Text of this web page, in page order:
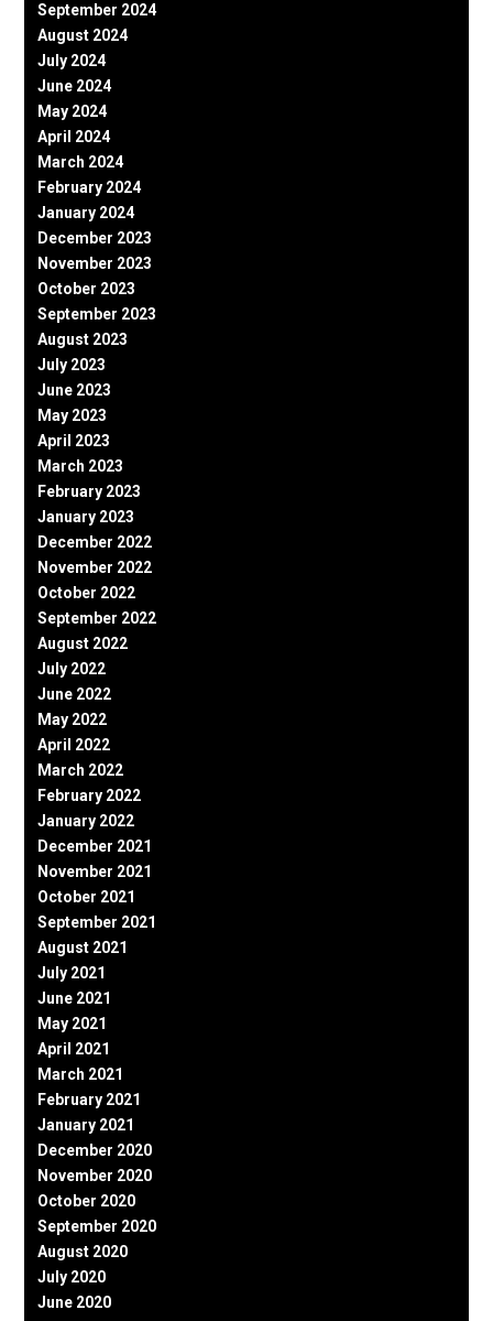
September 2024
August 2024
July 2024
June 2024
May 2024
April 2024
March 2024
February 2024
January 2024
December 2023
November 2023
October 2023
September 2023
August 2023
July 2023
June 2023
May 2023
April 2023
March 2023
February 2023
January 2023
December 2022
November 2022
October 2022
September 2022
August 2022
July 2022
June 2022
May 2022
April 2022
March 2022
February 2022
January 2022
December 2021
November 2021
October 2021
September 2021
August 2021
July 2021
June 2021
May 2021
April 2021
March 2021
February 2021
January 2021
December 2020
November 2020
October 2020
September 2020
August 2020
July 2020
June 2020